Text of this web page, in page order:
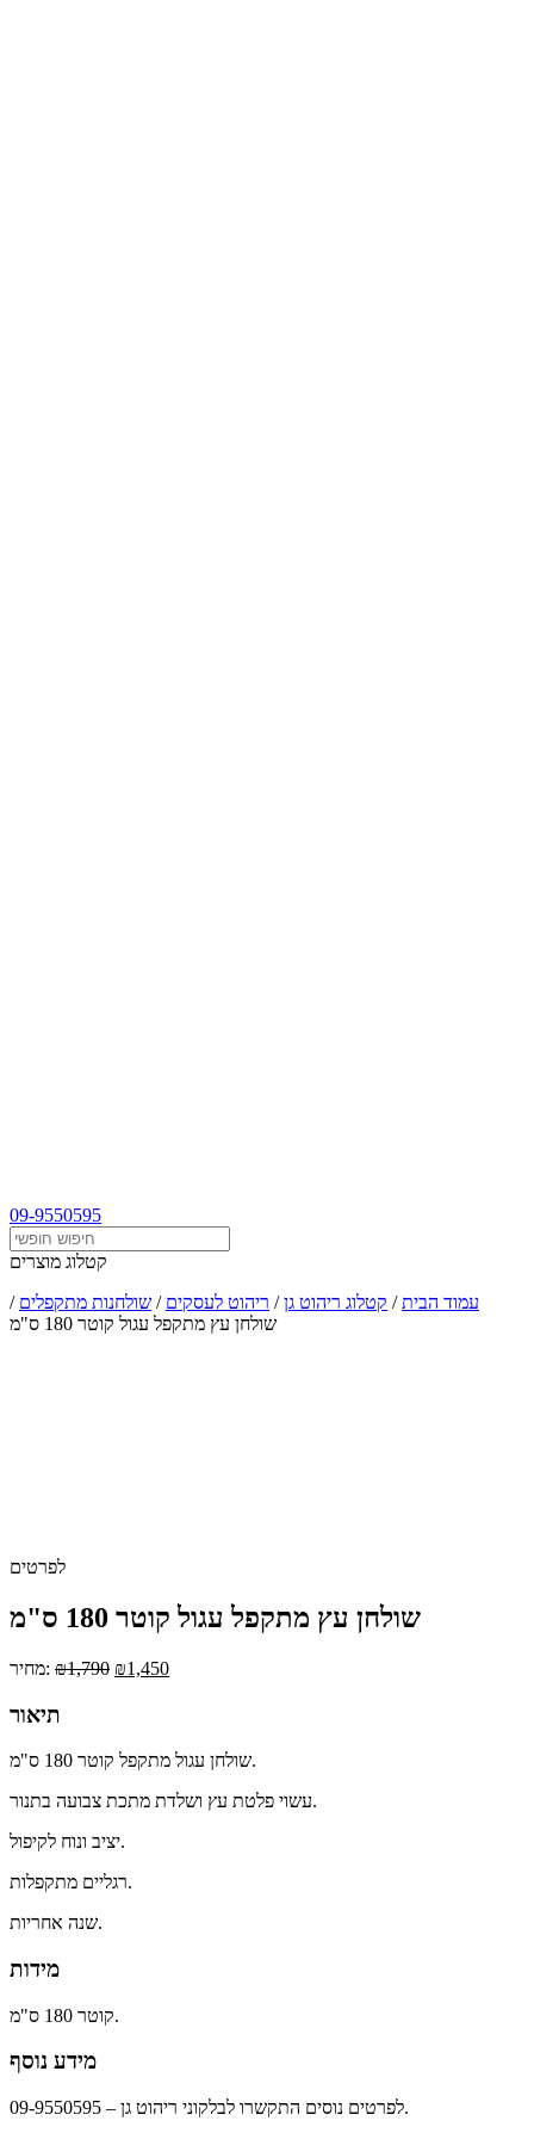
09-9550595
קטלוג מוצרים
עמוד הבית/ קטלוג ריהוט גן/ ריהוט לעסקים / שולחנות מתקפלים /
שולחן עץ מתקפל עגול קוטר 180 ס"מ
לפרטים
שולחן עץ מתקפל עגול קוטר 180 ס"מ
מחיר: ₪1,790 ₪1,450
תיאור
שולחן עגול מתקפל קוטר 180 ס"מ.
עשוי פלטת עץ ושלדת מתכת צבועה בתנור.
יציב ונוח לקיפול.
רגליים מתקפלות.
שנה אחריות.
מידות
קוטר 180 ס"מ.
מידע נוסף
לפרטים נוסים התקשרו לבלקוני ריהוט גן – 09-9550595.